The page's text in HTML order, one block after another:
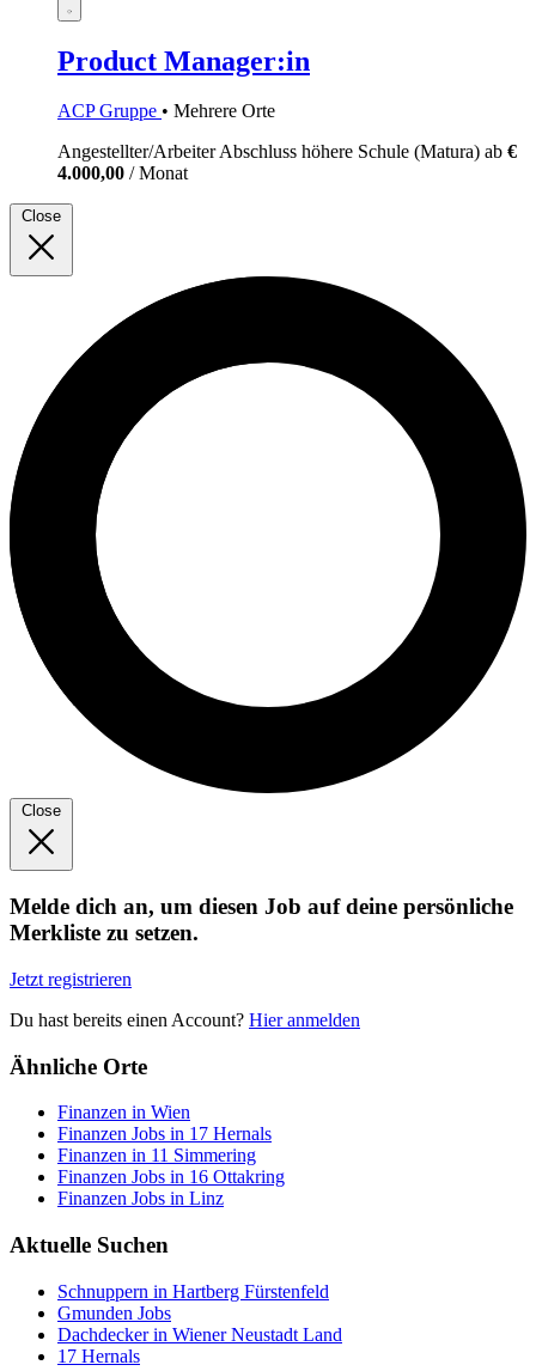
Product Manager:in
ACP Gruppe • Mehrere Orte
Angestellter/ArbeiterAbschluss höhere Schule (Matura) ab €
4.000,00 / Monat
Close
Close
Melde dich an, um diesen Job auf deine persönliche
Merkliste zu setzen.
Jetzt registrieren
Du hast bereits einen Account? Hier anmelden
Ähnliche Orte
Finanzen in Wien
Finanzen Jobs in 17 Hernals
Finanzen in 11 Simmering
Finanzen Jobs in 16 Ottakring
Finanzen Jobs in Linz
Aktuelle Suchen
Schnuppern in Hartberg Fürstenfeld
Gmunden Jobs
Dachdecker in Wiener Neustadt Land
17 Hernals